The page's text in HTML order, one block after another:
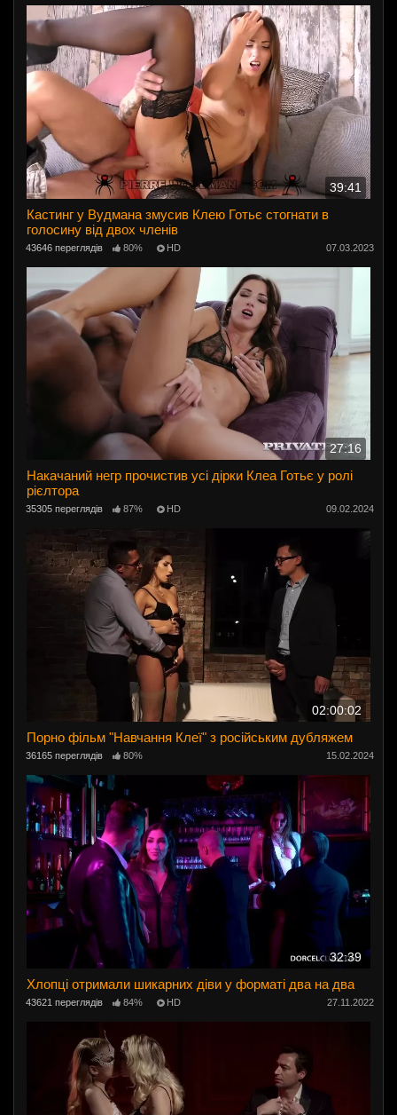
39:41
Кастинг у Вудмана змусив Клею Готьє стогнати в
голосину від двох членів
43646 переглядів 80% HD 07.03.2023
27:16
Накачаний негр прочистив усі дірки Клеа Готьє у ролі
рієлтора
35305 переглядів 87% HD 09.02.2024
02:00:02
Порно фільм "Навчання Клеї" з російським дубляжем
36165 переглядів 80% 15.02.2024
32:39
Хлопці отримали шикарних діви у форматі два на два
43621 переглядів 84% HD 27.11.2022